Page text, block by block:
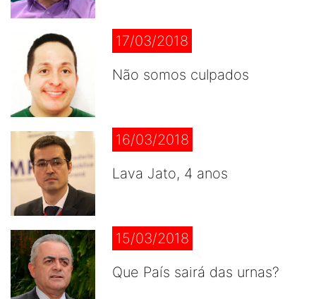
17/03/2018
Não somos culpados
16/03/2018
Lava Jato, 4 anos
15/03/2018
Que País sairá das urnas?